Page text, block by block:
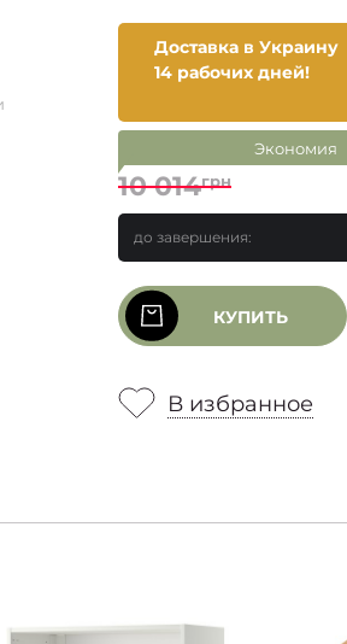
Доставка в Украину
14 рабочих дней!
Экономия
10 014грн
до завершения:
КУПИТЬ
В избранное